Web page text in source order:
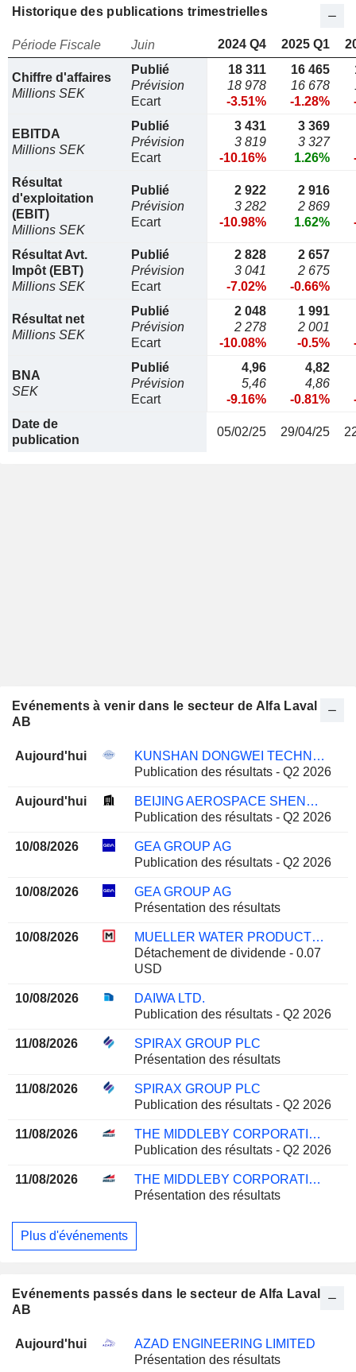
Historique des publications trimestrielles
Période Fiscale Juin 2024 Q4 2025 Q1
Chiffre d'affaires
Millions SEK
Publié
Prévision
Ecart
18 311
18 978
-3.51%
16 465
16 678
-1.28%
EBITDA
Millions SEK
Publié
Prévision
Ecart
3 431
3 819
-10.16%
3 369
3 327
1.26%
Résultat
d'exploitation
(EBIT)
Millions SEK
Publié
Prévision
Ecart
2 922
3 282
-10.98%
2 916
2 869
1.62%
Résultat Avt.
Impôt (EBT)
Millions SEK
Publié
Prévision
Ecart
2 828
3 041
-7.02%
2 657
2 675
-0.66%
Résultat net
Millions SEK
Publié
Prévision
Ecart
2 048
2 278
-10.08%
1 991
2 001
-0.5%
BNA
SEK
Publié
Prévision
Ecart
4,96
5,46
-9.16%
4,82
4,86
-0.81%
Date de
publication
05/02/25 29/04/25
Evénements à venir dans le secteur de Alfa Laval
AB
Aujourd'hui
KUNSHAN DONGWEI TECHNOLOGY CO., LTD.
Publication des résultats - Q2 2026
Aujourd'hui
BEIJING AEROSPACE SHENZHOU INTELLIGENT EQUIPMENT TECHNOLOGY CO., LTD.
Publication des résultats - Q2 2026
10/08/2026
GEA GROUP AG
Publication des résultats - Q2 2026
10/08/2026
GEA GROUP AG
Présentation des résultats
10/08/2026
MUELLER WATER PRODUCTS, INC.
Détachement de dividende - 0.07
USD
10/08/2026
DAIWA LTD.
Publication des résultats - Q2 2026
11/08/2026
SPIRAX GROUP PLC
Présentation des résultats
11/08/2026
SPIRAX GROUP PLC
Publication des résultats - Q2 2026
11/08/2026
THE MIDDLEBY CORPORATION
Publication des résultats - Q2 2026
11/08/2026
THE MIDDLEBY CORPORATION
Présentation des résultats
Plus d'événements
Evénements passés dans le secteur de Alfa Laval
AB
Aujourd'hui
AZAD ENGINEERING LIMITED
Présentation des résultats